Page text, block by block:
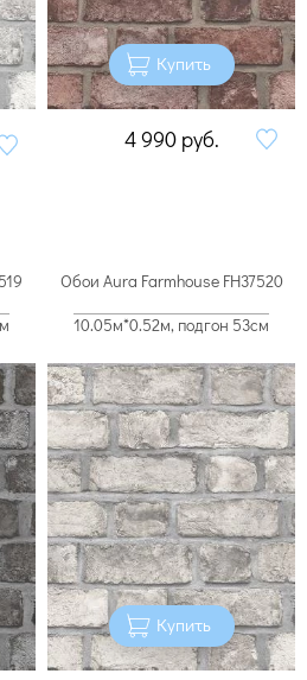
Купить
4 990 руб.
Обои Aura Farmhouse FH37520
10.05м*0.52м, подгон 53см
Купить